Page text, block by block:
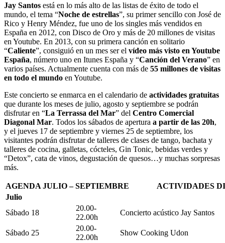
Jay Santos está en lo más alto de las listas de éxito de todo el
mundo, el tema “Noche de estrellas”, su primer sencillo con José de
Rico y Henry Méndez, fue uno de los singles más vendidos en
España en 2012, con Disco de Oro y más de 20 millones de visitas
en Youtube. En 2013, con su primera canción en solitario
“Caliente”, consiguió en un mes ser el vídeo más visto en Youtube
España, número uno en Itunes España y “Canción del Verano” en
varios países. Actualmente cuenta con más de 55 millones de visitas
en todo el mundo en Youtube.
Este concierto se enmarca en el calendario de actividades gratuitas
que durante los meses de julio, agosto y septiembre se podrán
disfrutar en “La Terrassa del Mar” del Centro Comercial
Diagonal Mar. Todos los sábados de apertura a partir de las 20h,
y el jueves 17 de septiembre y viernes 25 de septiembre, los
visitantes podrán disfrutar de talleres de clases de tango, bachata y
talleres de cocina, galletas, cócteles, Gin Tonic, bebidas verdes y
“Detox”, cata de vinos, degustación de quesos…y muchas sorpresas
más.
AGENDA JULIO – SEPTIEMBRE ACTIVIDADES
Julio
Sábado 18
20.00-
22.00h
Concierto acústico Jay Santos
Sábado 25
20.00-
22.00h
Show Cooking Udon